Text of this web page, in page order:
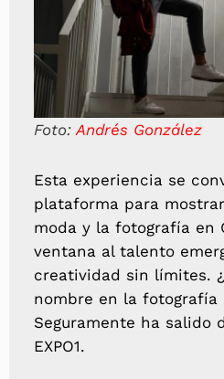
Foto:Andrés González
Esta experiencia se
plataforma para
moda y la fotografía en
ventana al talento
creatividad sin límites.
nombre en la fotografía
Seguramente ha salido
EXPO1.